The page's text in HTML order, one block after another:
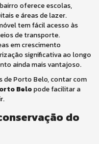
oferece escolas,
e áreas de lazer.
tem fácil acesso às
de transporte.
em crescimento
significativa ao longo
ainda mais vantajoso.
de Porto Belo, contar com
Belopode facilitar a
do